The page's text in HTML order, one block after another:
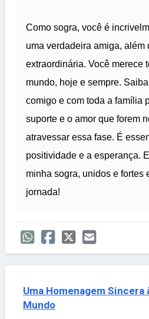
Como sogra, você é
uma verdadeira amiga, além
extraordinária. Você merece
mundo, hoje e sempre.
comigo e com toda a família
suporte e o amor que forem
atravessar essa fase. É
positividade e a esperança.
minha sogra, unidos e fortes
jornada!
Uma Homenagem Sincera
Mundo